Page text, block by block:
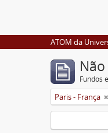
ATOM da
Fundos
Paris - França